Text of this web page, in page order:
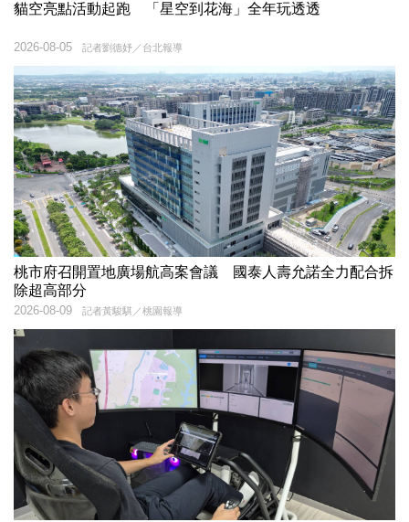
貓空亮點活動起跑 「星空到花海」全年玩透透
記者劉德妤／台北報導
2026-08-05
桃市府召開置地廣場航高案會議 國泰人壽允諾全力配合拆
除超高部分
記者黃駿騏／桃園報導
2026-08-09